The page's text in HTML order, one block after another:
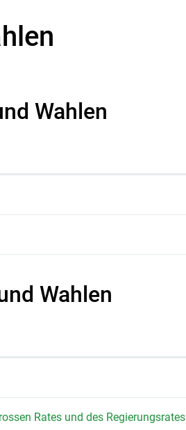
Wahlen
Wahlen
Rates und des Regierungsrates